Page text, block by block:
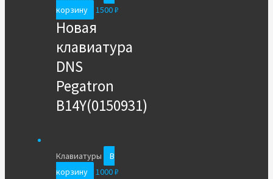
корзину
1500₽
Новая
клавиатура
DNS
Pegatron
B14Y(0150931)
Клавиатуры
В
корзину
1000₽